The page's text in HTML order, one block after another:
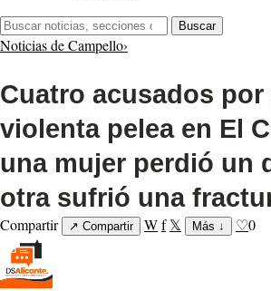
Buscar:
Buscar
Noticias de Campello›
Cuatro acusados por
violenta pelea en El
una mujer perdió un
otra sufrió una
Compartir ↗ Compartir Wf 𝕏 Más ↓ ♡0